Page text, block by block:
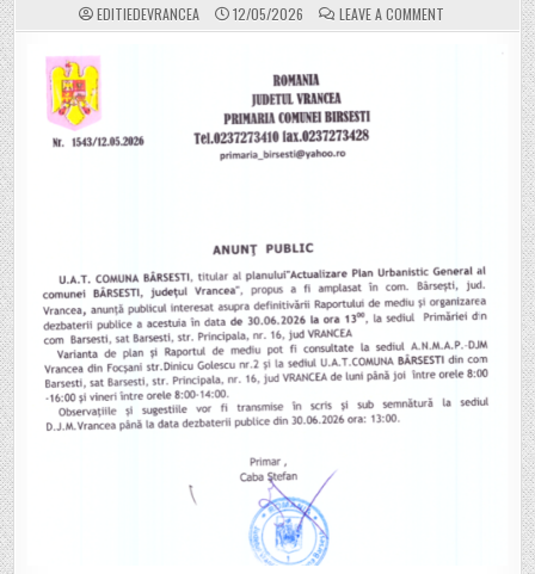
EDITIEDEVRANCEA 12/05/2026 LEAVE A COMMENT
ANUNȚ.
DEFINITIVAREA